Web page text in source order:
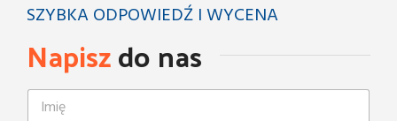
SZYBKA ODPOWIEDŹ I WYCENA
Napiszdo nas